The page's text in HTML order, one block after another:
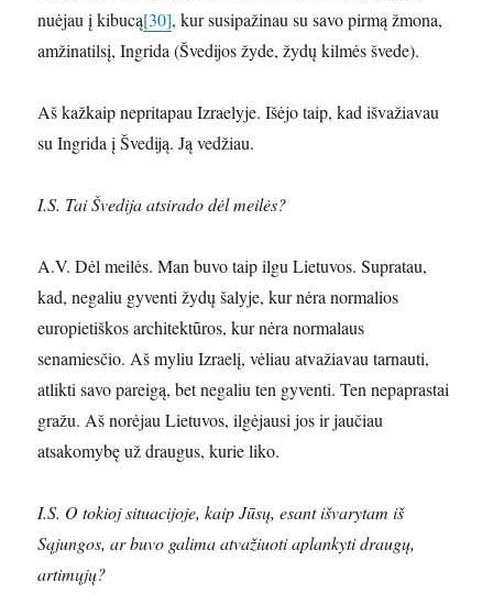
nuėjau į kibucą[30], kur susipažinau su savo pirmą žmona,
amžinatilsį, Ingrida (Švedijos žyde, žydų kilmės švede).
Aš kažkaip nepritapau Izraelyje. Išėjo taip, kad išvažiavau
su Ingrida į Švediją. Ją vedžiau.
I.S. Tai Švedija atsirado dėl meilės?
A.V. Dėl meilės. Man buvo taip ilgu Lietuvos. Supratau,
kad, negaliu gyventi žydų šalyje, kur nėra normalios
europietiškos architektūros, kur nėra normalaus
senamiesčio. Aš myliu Izraelį, vėliau atvažiavau tarnauti,
atlikti savo pareigą, bet negaliu ten gyventi. Ten nepaprastai
gražu. Aš norėjau Lietuvos, ilgėjausi jos ir jaučiau
atsakomybę už draugus, kurie liko.
I.S. O tokioj situacijoje, kaip Jūsų, esant išvarytam iš
Sąjungos, ar buvo galima atvažiuoti aplankyti draugų,
artimųjų?